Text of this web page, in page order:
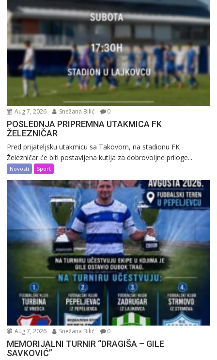
Aug 7, 2026 Snežana Bilić 0
POSLEDNJA PRIPREMNA UTAKMICA FK
ŽELEZNIČAR
Pred prijateljsku utakmicu sa Takovom, na stadionu FK
Železničar će biti postavljena kutija za dobrovoljne priloge...
Novosti Sport
Aug 7, 2026 Snežana Bilić 0
MEMORIJALNI TURNIR “DRAGIŠA – GILE
SAVKOVIĆ”